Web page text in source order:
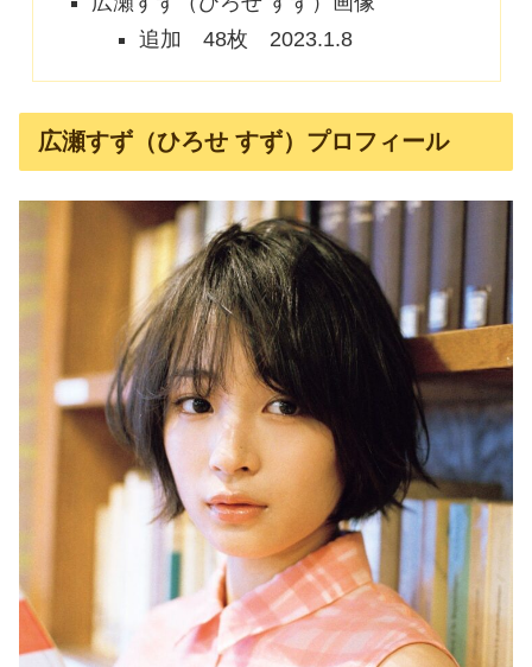
追加 48枚 2023.1.8
広瀬すず（ひろせ すず）プロフィール